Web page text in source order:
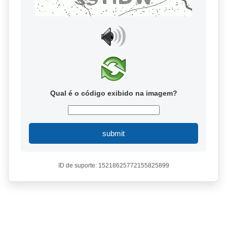
Qual é o código exibido na imagem?
submit
ID de suporte: 15218625772155825899